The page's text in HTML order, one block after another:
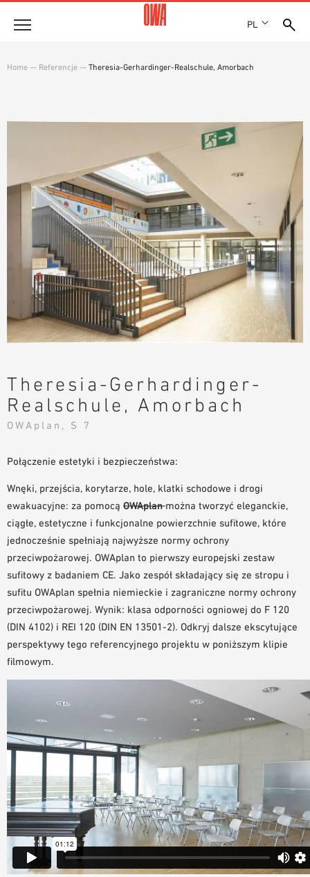
PL
LOKALIZACJE
SHOWROOM 7TH FLOOR
PRZEGLĄD PRODUKTÓW
WYSZUKIWANIE TECHNICZNE
OBSZARY ZASTOSOWANIA
Doradztwo techniczne
Serwis
TEKSTY PRZETARGOWE
PLIKI DO POBRANIA
DEKLARACJA WŁAŚCIWOŚCI UŻYTKOWYCH (DOP)
NARZĘDZIA DO PROJEKTOWANIA
BIBLIOTEKA BIM/REVIT
ZAMÓWIENIE PRÓBKI
Home — Referencje — Theresia-Gerhardinger-Realschule, Amorbach
Theresia-Gerhardinger-
Realschule, Amorbach
OWAplan, S 7
Połączenie estetyki i bezpieczeństwa:
Wnęki, przejścia, korytarze, hole, klatki schodowe i drogi
ewakuacyjne: za pomocą OWAplanmożna tworzyć eleganckie,
ciągłe, estetyczne i funkcjonalne powierzchnie sufitowe, które
jednocześnie spełniają najwyższe normy ochrony
przeciwpożarowej. OWAplan to pierwszy europejski zestaw
sufitowy z badaniem CE. Jako zespół składający się ze stropu i
sufitu OWAplan spełnia niemieckie i zagraniczne normy ochrony
przeciwpożarowej. Wynik: klasa odporności ogniowej do F 120
(DIN 4102) i REI 120 (DIN EN 13501-2). Odkryj dalsze ekscytujące
perspektywy tego referencyjnego projektu w poniższym klipie
filmowym.